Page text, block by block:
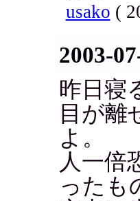
usako (
2003-
昨日寝
目が離
よ。
人一倍
ったも